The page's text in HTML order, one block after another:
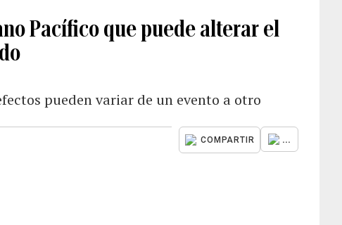
Pacífico que puede alterar el
pueden variar de un evento a otro
COMPARTIR ...